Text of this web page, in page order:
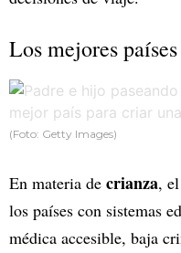
Los mejores
(Foto: Getty Images)
En materia de crianza,
los países con sistemas
médica accesible, baja